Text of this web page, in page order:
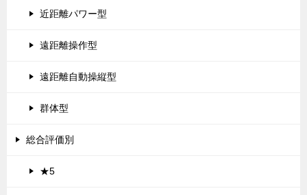
近距離パワー型
遠距離操作型
遠距離自動操縦型
群体型
総合評価別
★5